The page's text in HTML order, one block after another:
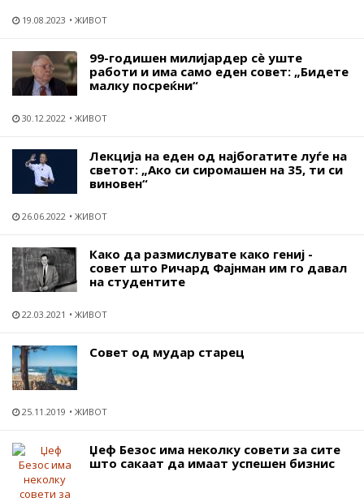
19.08.2023 ЖИВОТ
99-годишен милијардер сѐ уште
работи и има само еден совет: „Бидете
малку посреќни“
30.12.2022 ЖИВОТ
Лекција на еден од најбогатите луѓе на
светот: „Ако си сиромашен на 35, ти си
виновен“
26.06.2022 ЖИВОТ
Како да размислувате како гениј -
совет што Ричард Фајнман им го давал
на студентите
22.03.2021 ЖИВОТ
Совет од мудар старец
25.11.2019 ЖИВОТ
Џеф Безос има неколку совети за сите
што сакаат да имаат успешен бизнис